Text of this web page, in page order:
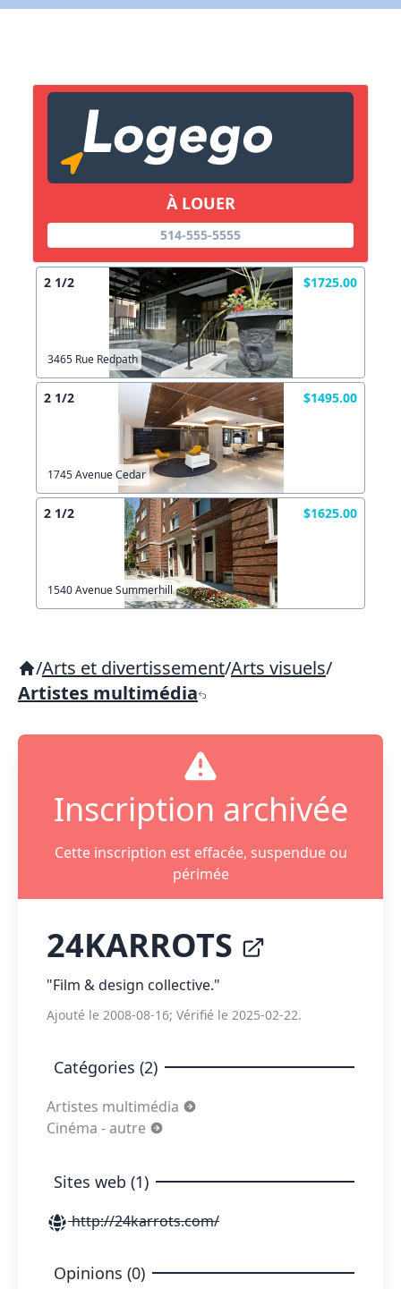
À LOUER
514-555-5555
2 1/2 $1725.00
3465 Rue Redpath
2 1/2 $1495.00
1745 Avenue Cedar
2 1/2 $1625.00
1540 Avenue Summerhill
/Arts et divertissement/Arts visuels/
Artistes multimédia
Inscription archivée
Cette inscription est effacée, suspendue ou
périmée
24KARROTS
"Film & design collective."
Ajouté le 2008-08-16; Vérifié le 2025-02-22.
Catégories (2)
Artistes multimédia
Cinéma - autre
Sites web (1)
http://24karrots.com/
Opinions (0)
X Fermer Envoyez
Copier lien
X Fermer